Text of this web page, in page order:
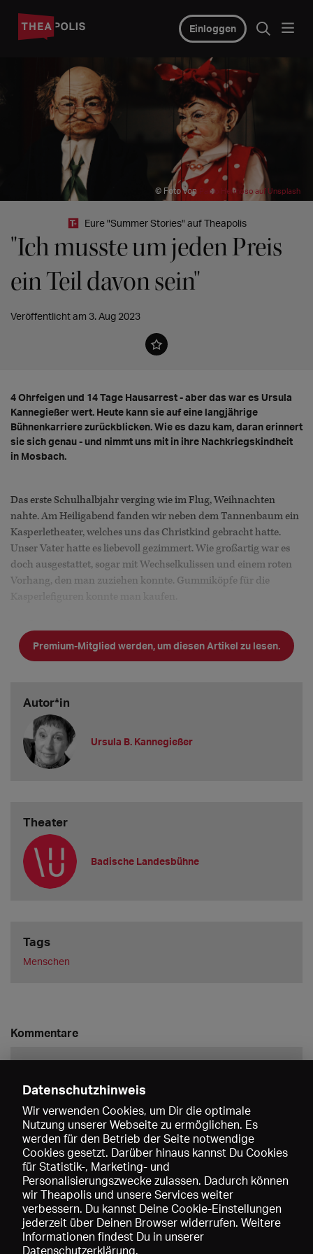
Einloggen
© Foto von Pablo Hermoso auf Unsplash
Eure "Summer Stories" auf Theapolis
"Ich musste um jeden Preis
ein Teil davon sein"
Veröffentlicht am 3. Aug 2023
4 Ohrfeigen und 14 Tage Hausarrest - aber das war es Ursula
Kannegießer wert. Heute kann sie auf eine langjährige
Bühnenkarriere zurückblicken. Wie es dazu kam, daran erinnert
sie sich genau - und nimmt uns mit in ihre Nachkriegskindheit
in Mosbach.
Das erste Schulhalbjahr verging wie im Flug, Weihnachten
nahte. Am Heiligabend fanden wir neben dem Tannenbaum ein
Kasperletheater, welches uns das Christkind gebracht hatte.
Unser Vater hatte es liebevoll gezimmert. Wie großartig war es
doch ausgestattet, sogar mit Wechselkulissen und einem roten
Vorhang, den man zuziehen konnte. Gummiköpfe für die
Job einer Kostümschneiderin ausgeübt. Die Kostüme fürs
Kasperle, den Seppel, die Gretel, die
Premium-Mitglied werden, um diesen Artikel zu lesen.
Autor*in
Ursula B. Kannegießer
Theater
Badische Landesbühne
Tags
Menschen
Kommentare
Speichern
Datenschutzhinweis
Wir verwenden Cookies, um Dir die optimale
Nutzung unserer Webseite zu ermöglichen. Es
werden für den Betrieb der Seite notwendige
Cookies gesetzt. Darüber hinaus kannst Du Cookies
für Statistik-, Marketing- und
Personalisierungszwecke zulassen. Dadurch können
wir Theapolis und unsere Services weiter
verbessern. Du kannst Deine Cookie-Einstellungen
jederzeit über Deinen Browser widerrufen. Weitere
Informationen findest Du in unserer
Datenschutzerklärung.